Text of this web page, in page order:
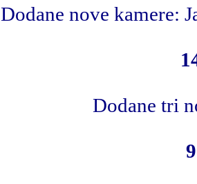
Dodane nove kamere:
Dodane tri